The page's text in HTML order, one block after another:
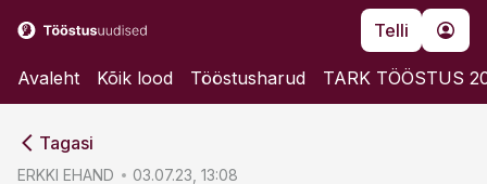
Telli
Avaleht Kõik lood Tööstusharud TARK TÖÖSTUS
Tagasi
ERKKI EHAND 03.07.23, 13:08